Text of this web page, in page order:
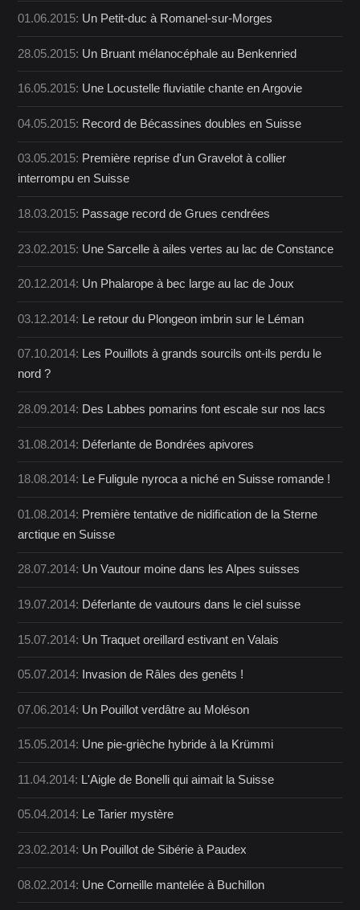
01.06.2015: Un Petit-duc à Romanel-sur-Morges
28.05.2015: Un Bruant mélanocéphale au Benkenried
16.05.2015: Une Locustelle fluviatile chante en Argovie
04.05.2015: Record de Bécassines doubles en Suisse
03.05.2015: Première reprise d'un Gravelot à collier
interrompu en Suisse
18.03.2015: Passage record de Grues cendrées
23.02.2015: Une Sarcelle à ailes vertes au lac de Constance
20.12.2014: Un Phalarope à bec large au lac de Joux
03.12.2014: Le retour du Plongeon imbrin sur le Léman
07.10.2014: Les Pouillots à grands sourcils ont-ils perdu le
nord ?
28.09.2014: Des Labbes pomarins font escale sur nos lacs
31.08.2014: Déferlante de Bondrées apivores
18.08.2014: Le Fuligule nyroca a niché en Suisse romande !
01.08.2014: Première tentative de nidification de la Sterne
arctique en Suisse
28.07.2014: Un Vautour moine dans les Alpes suisses
19.07.2014: Déferlante de vautours dans le ciel suisse
15.07.2014: Un Traquet oreillard estivant en Valais
05.07.2014: Invasion de Râles des genêts !
07.06.2014: Un Pouillot verdâtre au Moléson
15.05.2014: Une pie-grièche hybride à la Krümmi
11.04.2014: L'Aigle de Bonelli qui aimait la Suisse
05.04.2014: Le Tarier mystère
23.02.2014: Un Pouillot de Sibérie à Paudex
08.02.2014: Une Corneille mantelée à Buchillon